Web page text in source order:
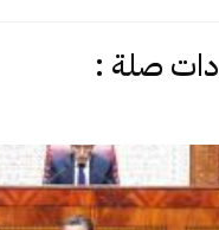
دات صلة :